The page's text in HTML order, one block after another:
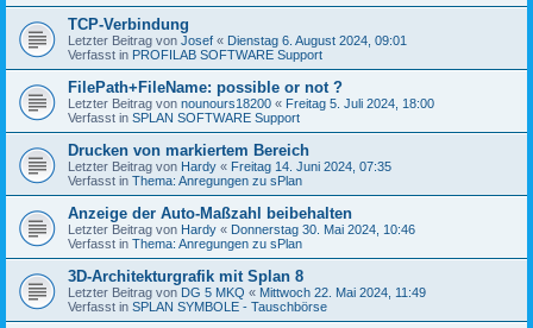
TCP-Verbindung
Letzter Beitrag von Josef « Dienstag 6. August 2024, 09:01
Verfasst in PROFILAB SOFTWARE Support
FilePath+FileName: possible or not ?
Letzter Beitrag von nounours18200 « Freitag 5. Juli 2024, 18:00
Verfasst in SPLAN SOFTWARE Support
Drucken von markiertem Bereich
Letzter Beitrag von Hardy « Freitag 14. Juni 2024, 07:35
Verfasst in Thema: Anregungen zu sPlan
Anzeige der Auto-Maßzahl beibehalten
Letzter Beitrag von Hardy « Donnerstag 30. Mai 2024, 10:46
Verfasst in Thema: Anregungen zu sPlan
3D-Architekturgrafik mit Splan 8
Letzter Beitrag von DG 5 MKQ « Mittwoch 22. Mai 2024, 11:49
Verfasst in SPLAN SYMBOLE - Tauschbörse